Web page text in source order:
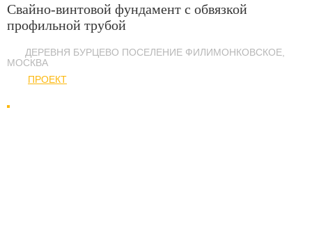
Свайно-винтовой фундамент с обвязкой
профильной трубой
ДЕРЕВНЯ БУРЦЕВО ПОСЕЛЕНИЕ ФИЛИМОНКОВСКОЕ,
МОСКВА
ПРОЕКТ